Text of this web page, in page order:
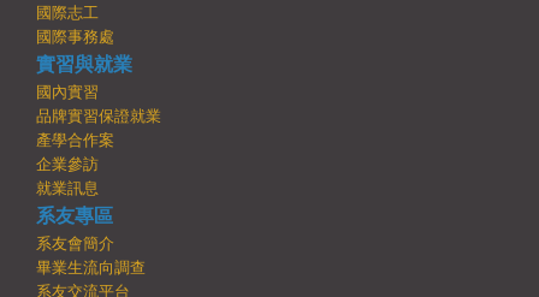
國際志工
國際事務處
實習與就業
國內實習
品牌實習保證就業
產學合作案
企業參訪
就業訊息
系友專區
系友會簡介
畢業生流向調查
系友交流平台